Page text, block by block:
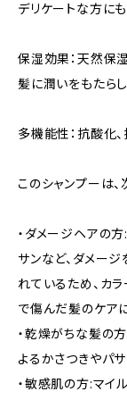
デリケートな方に
保湿効果：天然保
髪に潤いをもたら
多機能性：抗酸化
このシャンプーは
・ダメージヘアの
サンなど、ダメー
れているため、カ
で傷んだ髪のケア
・乾燥がちな髪の
よるかさつきやパ
・敏感肌の方:マイ